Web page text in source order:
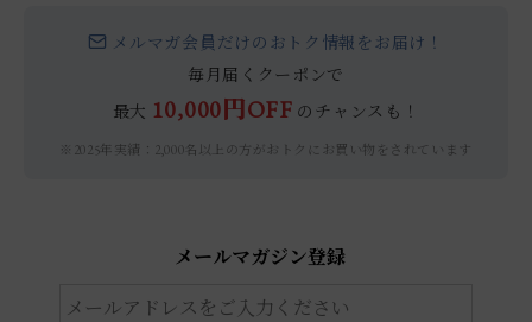
メルマガ会員だけのおトク情報をお届け！
毎月届くクーポンで
最大 10,000円OFF のチャンスも！
※2025年実績：2,000名以上の方がおトクにお買い物をされています
メールマガジン登録